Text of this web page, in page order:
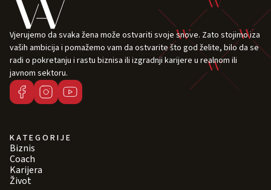
Vjerujemo da svaka žena može ostvariti svoje snove. Zato stojimo iza
vaših ambicija i pomažemo vam da ostvarite što god želite, bilo da se
radi o pokretanju i rastu biznisa ili izgradnji karijere u realnom ili
javnom sektoru.
KATEGORIJE
Biznis
Coach
Karijera
Život